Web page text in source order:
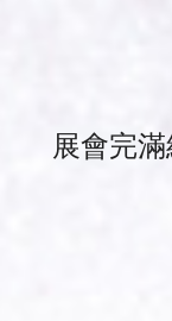
展會完